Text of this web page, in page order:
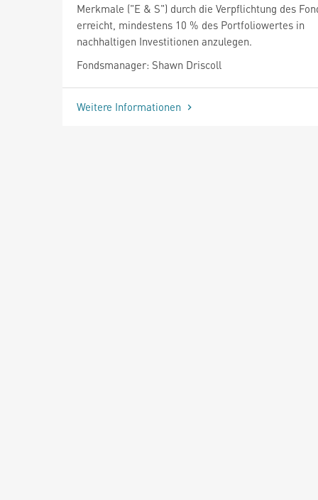
Merkmale ("E & S") durch die Verpflichtung des
erreicht, mindestens 10 % des Portfoliowertes in
nachhaltigen Investitionen anzulegen.
Fondsmanager: Shawn Driscoll
Weitere Informationen